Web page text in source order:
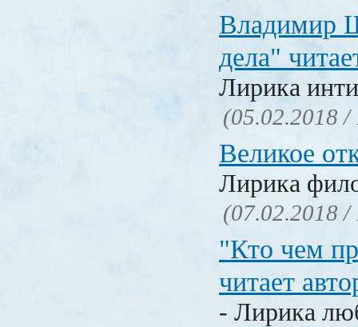
Владимир
дела"
Лирика
(05.02.2018 /
Великое
Лирика
(07.02.2018 /
"Кто чем
читает
- Лирика